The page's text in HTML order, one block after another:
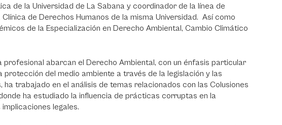
de la Universidad de La Sabana y coordinador de la línea de
de Derechos Humanos de la misma Universidad. Así como
de la Especialización en Derecho Ambiental, Cambio Climático
profesional abarcan el Derecho Ambiental, con un énfasis particular
protección del medio ambiente a través de la legislación y las
ha trabajado en el análisis de temas relacionados con las Colusiones
ha estudiado la influencia de prácticas corruptas en la
legales.